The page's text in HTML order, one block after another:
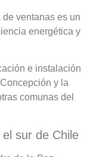
ventanas es un
energética y
e instalación
y la
comunas del
sur de Chile